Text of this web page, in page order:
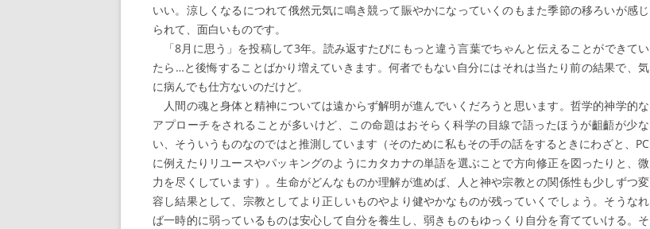
いい。涼しくなるにつれて俄然元気に鳴き競って賑やかになっていくのもまた季節の移ろいが感じ
られて、面白いものです。
「8月に思う」を投稿して3年。読み返すたびにもっと違う言葉でちゃんと伝えることができてい
たら…と後悔することばかり増えていきます。何者でもない自分にはそれは当たり前の結果で、気
に病んでも仕方ないのだけど。
人間の魂と身体と精神については遠からず解明が進んでいくだろうと思います。哲学的神学的な
アプローチをされることが多いけど、この命題はおそらく科学の目線で語ったほうが齟齬が少な
い、そういうものなのではと推測しています（そのために私もその手の話をするときにわざと、PC
に例えたりリユースやパッキングのようにカタカナの単語を選ぶことで方向修正を図ったりと、微
力を尽くしています）。生命がどんなものか理解が進めば、人と神や宗教との関係性も少しずつ変
容し結果として、宗教としてより正しいものやより健やかなものが残っていくでしょう。そうなれ
ば一時的に弱っているものは安心して自分を養生し、弱きものもゆっくり自分を育てていける。そ